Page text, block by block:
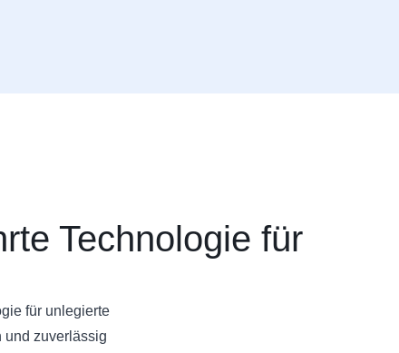
Technologie für
für unlegierte
und zuverlässig